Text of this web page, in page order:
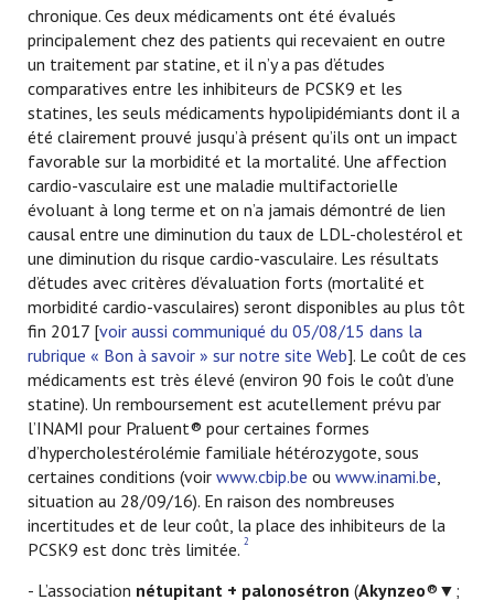
chronique. Ces deux médicaments ont été évalués
principalement chez des patients qui recevaient en outre
un traitement par statine, et il n’y a pas d’études
comparatives entre les inhibiteurs de PCSK9 et les
statines, les seuls médicaments hypolipidémiants dont il a
été clairement prouvé jusqu’à présent qu’ils ont un impact
favorable sur la morbidité et la mortalité. Une affection
cardio-vasculaire est une maladie multifactorielle
évoluant à long terme et on n’a jamais démontré de lien
causal entre une diminution du taux de LDL-cholestérol et
une diminution du risque cardio-vasculaire. Les résultats
d’études avec critères d’évaluation forts (mortalité et
morbidité cardio-vasculaires) seront disponibles au plus tôt
fin 2017 [voir aussi communiqué du 05/08/15 dans la
rubrique « Bon à savoir » sur notre site Web]. Le coût de ces
médicaments est très élevé (environ 90 fois le coût d’une
statine). Un remboursement est acutellement prévu par
l’INAMI pour Praluent® pour certaines formes
d’hypercholestérolémie familiale hétérozygote, sous
certaines conditions (voir www.cbip.be ou www.inami.be,
situation au 28/09/16). En raison des nombreuses
incertitudes et de leur coût, la place des inhibiteurs de la
PCSK9 est donc très limitée. 2
- L’association nétupitant + palonosétron (Akynzeo®▼;